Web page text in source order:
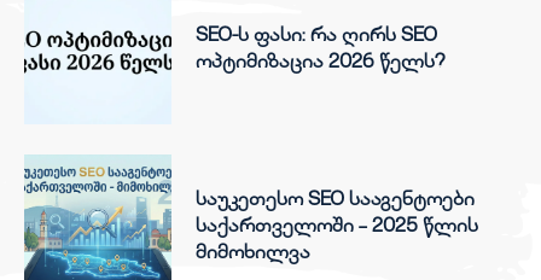
SEO-ს ფასი: რა ღირს SEO
ოპტიმიზაცია 2026 წელს?
საუკეთესო SEO სააგენტოები
საქართველოში – 2025 წლის
მიმოხილვა